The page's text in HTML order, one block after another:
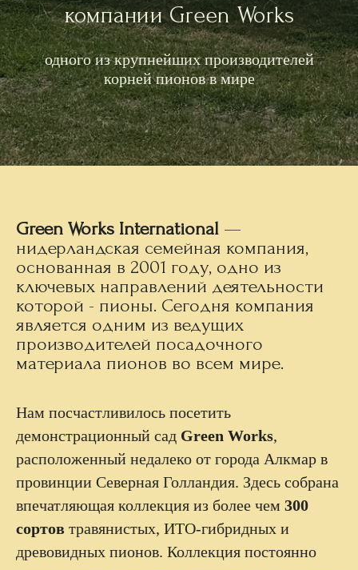
компании Green Works
одного из крупнейших производителей
корней пионов в мире
Green Works International —
нидерландская семейная компания,
основанная в 2001 году, одно из
ключевых направлений деятельности
которой - пионы. Сегодня компания
является одним из ведущих
производителей посадочного
материала пионов во всем мире.
Нам посчастливилось посетить
демонстрационный сад Green Works,
расположенный недалеко от города Алкмар в
провинции Северная Голландия. Здесь собрана
впечатляющая коллекция из более чем 300
сортов травянистых, ИТО-гибридных и
древовидных пионов. Коллекция постоянно